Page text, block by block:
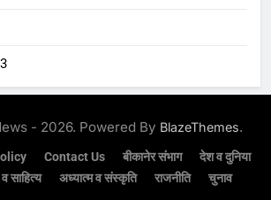
- 2026. Powered By BlazeThemes.
Contact Us बीकानेर संभाग
देश व दुनिया
साहित्य अध्यात्म व संस्कृति राजनीति चुनाव